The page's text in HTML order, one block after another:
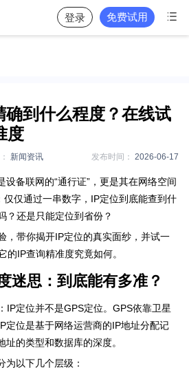
登录 免费试用 
确到什么程度？在线试
度
新闻资讯 发布时间： 2026-06-17
设备联网的“通行证”，更是其在网络空间
仅仅通过一串数字，IP定位到底能查到什
？还是只能定位到省份？
，带你揭开IP定位的真实面纱，并试一
的IP查询精准度究竟如何。
迷思：到底能有多准？
IP定位并不是GPS定位。GPS依靠卫星
定位是基于网络运营商的IP地址分配记
的类型和数据库的深度。
为以下几个层级：